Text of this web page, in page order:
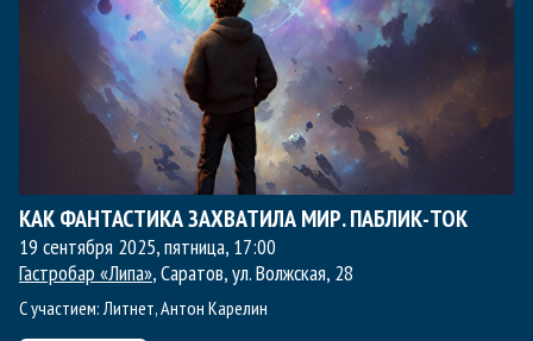
КАК ФАНТАСТИКА ЗАХВАТИЛА МИР. ПАБЛИК-ТОК
19 сентября 2025, пятница, 17:00
Гастробар «Липа», Саратов, ул. Волжская, 28
С участием: Литнет,Антон Карелин